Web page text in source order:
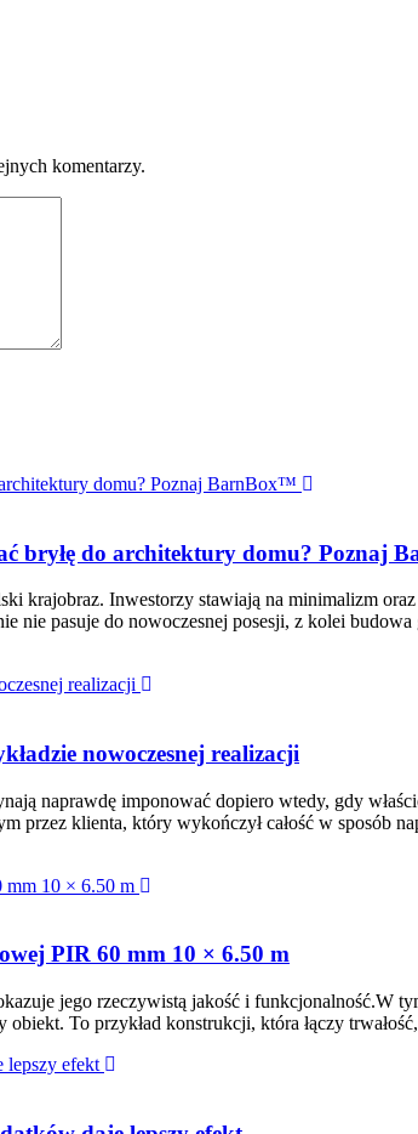
komentarzy.
bryłę do architektury domu? Poznaj
krajobraz. Inwestorzy stawiają na minimalizm
nie pasuje do nowoczesnej posesji, z kolei
nowoczesnej realizacji
naprawdę imponować dopiero wtedy, gdy
przez klienta, który wykończył całość w
PIR 60 mm 10 × 6.50 m
jego rzeczywistą jakość i funkcjonalność.W
To przykład konstrukcji, która łączy